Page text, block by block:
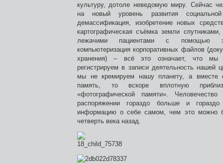
культуру, дотоле неведомую миру. Сейчас
на новый уровень развития
демассификация, изобретение новых
картографическая съёмка земли
лежачими пациентами с помощью
компьютеризация корпоративных файлов
хранения) – всё это означает, что мы
регистрируем в записи деятельность нашей
мы не кремируем нашу планету, а вместе
память, то вскоре вплотную
«фотографической памяти».
распоряжении гораздо больше и гораздо
информацию о себе самом, чем это можно
четверть века назад.